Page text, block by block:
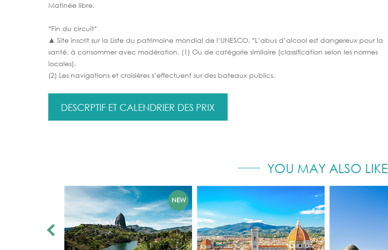
Matinée libre.
*Fin du circuit*
▲ Site inscrit sur la Liste du patrimoine mondial de l’UNESCO. *L’abus d’alcool est dangereux pour la
santé, à consommer avec modération. (1) Ou de catégorie similaire (classification selon les normes
locales).
(2) Les navigations et croisières s’effectuent sur des bateaux publics.
DESCRPTIF ET CALENDRIER DES PRIX
YOU MAY ALSO LIKE